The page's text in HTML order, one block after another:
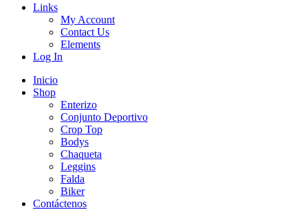
Links
My Account
Contact Us
Elements
Log In
Inicio
Shop
Enterizo
Conjunto Deportivo
Crop Top
Bodys
Chaqueta
Leggins
Falda
Biker
Contáctenos